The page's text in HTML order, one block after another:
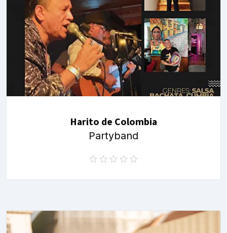
Harito de Colombia
Partyband